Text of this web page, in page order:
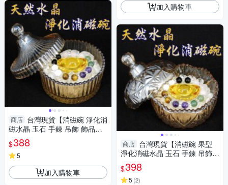
商店 台灣現貨【消磁碗 淨化消
磁水晶 玉石 手鍊 吊飾 飾品等
附白水晶300公克 元寶 已淨
化】
$388
5
加入購物車
加入購物車
商店 台灣現貨【消磁碗 果型
淨化消磁水晶 玉石 手鍊 吊飾
飾品等 附白水晶300公克 元寶
已淨化】
$398
5 (2)